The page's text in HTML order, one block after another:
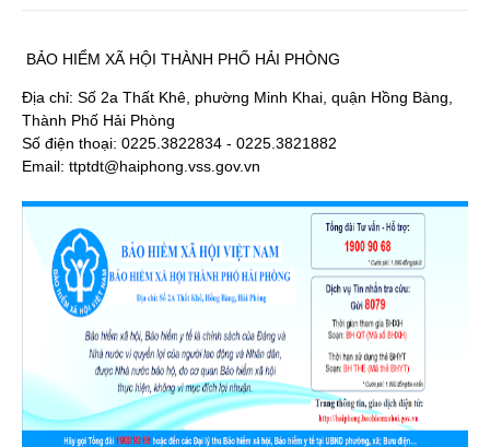
BẢO HIỂM XÃ HỘI THÀNH PHỐ HẢI PHÒNG
Địa chỉ: Số 2a Thất Khê, phường Minh Khai, quận Hồng Bàng,
Thành Phố Hải Phòng
Số điện thoại: 0225.3822834 - 0225.3821882
Email: ttptdt@haiphong.vss.gov.vn